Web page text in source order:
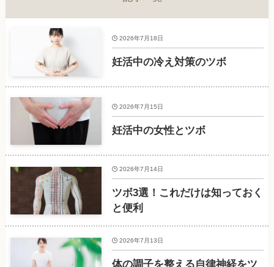
妊活中の冷え対策のツボ
2026年7月18日
妊活中の女性とツボ
2026年7月15日
ツボ3選！これだけは知っておく
と便利
2026年7月14日
体の調子を整える自律神経をツ
2026年7月13日